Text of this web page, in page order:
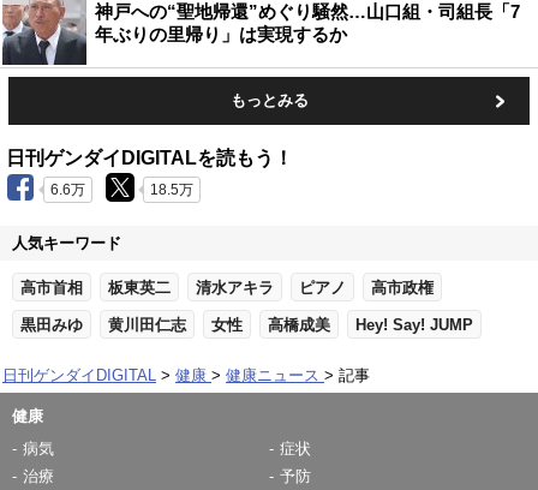
神戸への“聖地帰還”めぐり騒然…山口組・司組長「7
年ぶりの里帰り」は実現するか
もっとみる
日刊ゲンダイDIGITALを読もう！
6.6万 18.5万
人気キーワード
高市首相 板東英二 清水アキラ ピアノ 高市政権
黒田みゆ 黄川田仁志 女性 高橋成美 Hey! Say! JUMP
日刊ゲンダイDIGITAL 健康 健康ニュース 記事
健康
病気
症状
治療
予防